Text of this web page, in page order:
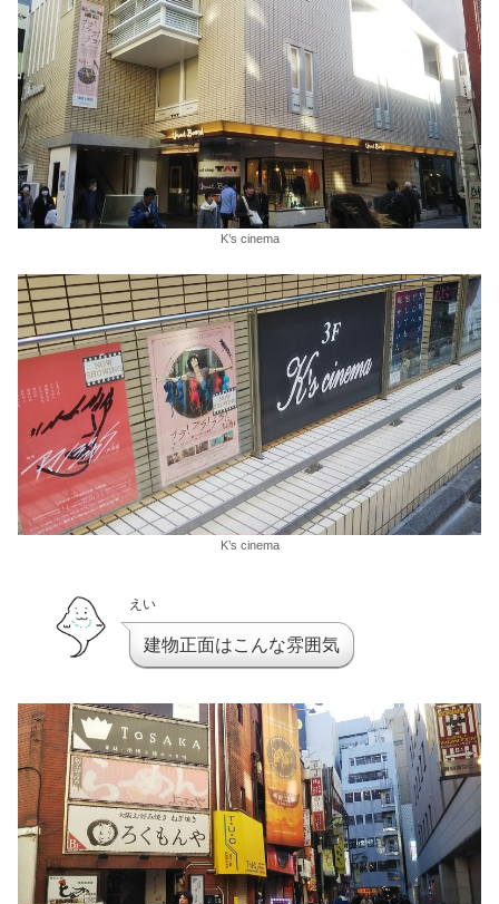
K’s cinema
K’s cinema
えい
建物正面はこんな雰囲気